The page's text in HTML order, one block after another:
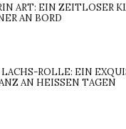
ART: EIN ZEITLOSER
AN BORD
ROLLE: EIN
AN HEISSEN TAGEN